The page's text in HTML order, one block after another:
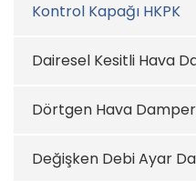
Kontrol Kapağı HKPK
Dairesel Kesitli Hava
Dörtgen Hava
Değişken Debi Ayar